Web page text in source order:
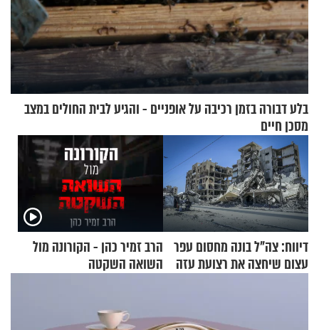
בלע דבורה בזמן רכיבה על אופניים - והגיע לבית החולים במצב
מסכן חיים
דיווח: צה"ל בונה מחסום עפר
עצום שיחצה את רצועת עזה
הרב זמיר כהן - הקורונה מול
השואה השקטה